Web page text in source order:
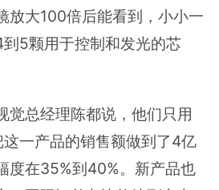
放大100倍后能看到，小小一
5颗用于控制和发光的芯
总经理陈都说，他们只用
一产品的销售额做到了4亿
度在35%到40%。新产品也